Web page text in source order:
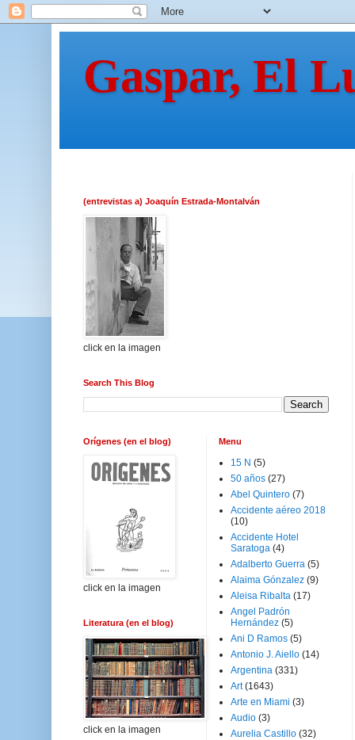
Gaspar, El
(entrevistas a) Joaquín Estrada-Montalván
click en la imagen
Search This Blog
Orígenes (en el blog)
click en la imagen
Literatura (en el blog)
click en la imagen
Menu
15 N (5)
50 años (27)
Abel Quintero (7)
Accidente aéreo 2018
(10)
Accidente Hotel
Saratoga (4)
Adalberto Guerra (5)
Alaima Gónzalez (9)
Aleisa Ribalta (17)
Angel Padrón
Hernández (5)
Ani D Ramos (5)
Antonio J. Aiello (14)
Argentina (331)
Art (1643)
Arte en Miami (3)
Audio (3)
Aurelia Castillo (32)